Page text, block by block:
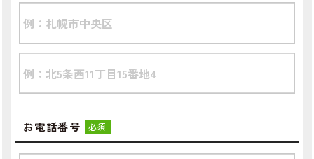
お電話番号 必須